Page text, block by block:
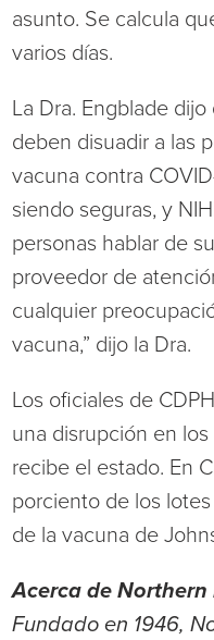
asunto. Se calcula
varios días.
La Dra. Engblade
deben disuadir a las
vacuna contra
siendo seguras, y
personas hablar de
proveedor de
cualquier
vacuna,” dijo la Dra.
Los oficiales de
una disrupción en
recibe el estado. En
porciento de los
de la vacuna de
Acerca de
Fundado en 1946,